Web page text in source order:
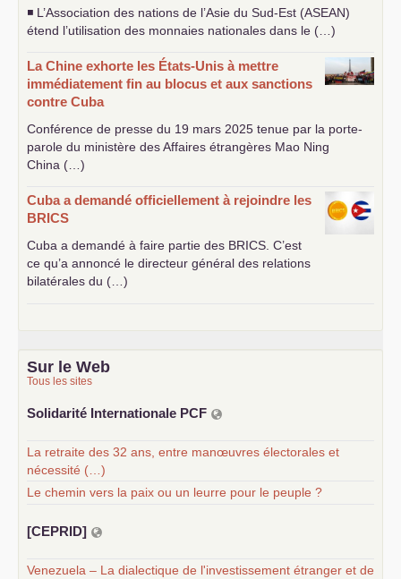
◾ L’Association des nations de l’Asie du Sud-Est (ASEAN)
étend l’utilisation des monnaies nationales dans le (…)
La Chine exhorte les États-Unis à mettre
immédiatement fin au blocus et aux sanctions
contre Cuba
Conférence de presse du 19 mars 2025 tenue par la porte-
parole du ministère des Affaires étrangères Mao Ning
China (…)
Cuba a demandé officiellement à rejoindre les
BRICS
Cuba a demandé à faire partie des BRICS . C’est
ce qu’a annoncé le directeur général des relations
bilatérales du (…)
Sur le Web
Tous les sites
Solidarité Internationale PCF
La retraite des 32 ans, entre manœuvres électorales et
nécessité (…)
Le chemin vers la paix ou un leurre pour le peuple ?
[CEPRID]
Venezuela – La dialectique de l'investissement étranger et de